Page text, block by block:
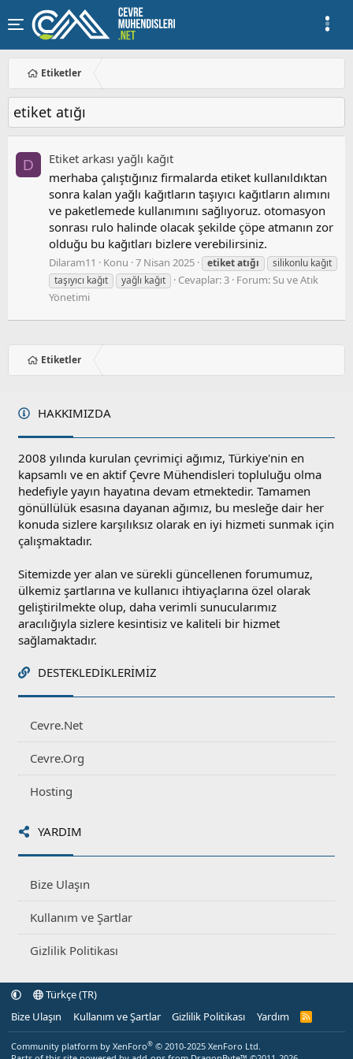
Etiketler
etiket atığı
D
Etiket arkası yağlı kağıt
merhaba çalıştığınız firmalarda etiket kullanıldıktan
sonra kalan yağlı kağıtların taşıyıcı kağıtların alımını
ve paketlemede kullanımını sağlıyoruz. otomasyon
sonrası rulo halinde olacak şekilde çöpe atmanın zor
olduğu bu kağıtları bizlere verebilirsiniz.
Dilaram11 Konu 7 Nisan 2025 etiketatığı
silikonlu kağıt
taşıyıcı kağıt
yağlı kağıt Cevaplar: 3 Forum:Su ve Atık
Yönetimi
Etiketler
HAKKIMIZDA
2008 yılında kurulan çevrimiçi ağımız, Türkiye'nin en
kapsamlı ve en aktif Çevre Mühendisleri topluluğu olma
hedefiyle yayın hayatına devam etmektedir. Tamamen
gönüllülük esasına dayanan ağımız, bu mesleğe dair her
konuda sizlere karşılıksız olarak en iyi hizmeti sunmak için
çalışmaktadır.
Sitemizde yer alan ve sürekli güncellenen forumumuz,
ülkemiz şartlarına ve kullanıcı ihtiyaçlarına özel olarak
geliştirilmekte olup, daha verimli sunucularımız
aracılığıyla sizlere kesintisiz ve kaliteli bir hizmet
sağlamaktadır.
DESTEKLEDIKLERIMIZ
Cevre.Net
Cevre.Org
Hosting
YARDIM
Bize Ulaşın
Kullanım ve Şartlar
Gizlilik Politikası
Türkçe (TR)
Bize Ulaşın
Kullanım ve Şartlar Gizlilik Politikası Yardım
R
Community platform by XenForo® © 2010-2025 XenForo Ltd.